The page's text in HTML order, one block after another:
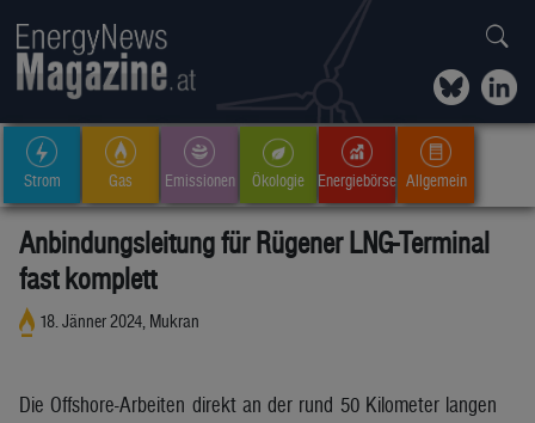
Strom Gas Emissionen Ökologie Energiebörse Allgemein
Anbindungsleitung für Rügener LNG-Terminal
fast komplett
18. Jänner 2024, Mukran
Die Offshore-Arbeiten direkt an der rund 50 Kilometer langen